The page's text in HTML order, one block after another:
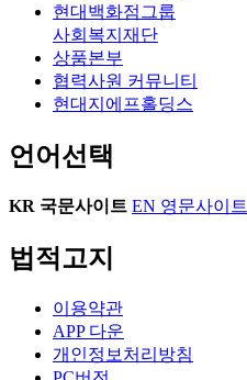
현대백화점그룹
사회복지재단
상품본부
협력사원 커뮤니티
현대지에프홀딩스
언어선택
KR 국문사이트 EN 영문사이트
법적고지
이용약관
APP 다운
개인정보처리방침